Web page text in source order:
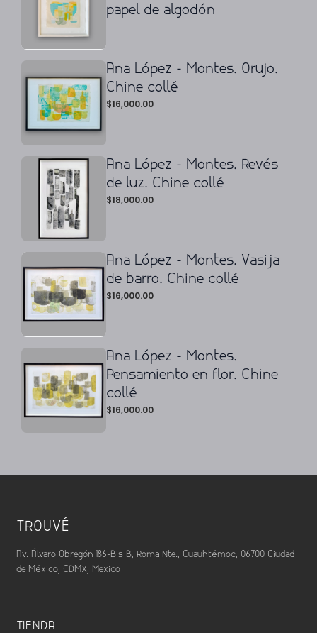
papel de algodón
Ana López - Montes. Orujo.
Chine collé
$16,000.00
Ana López - Montes. Revés
de luz. Chine collé
$18,000.00
Ana López - Montes. Vasija
de barro. Chine collé
$16,000.00
Ana López - Montes.
Pensamiento en flor. Chine
collé
$16,000.00
TROUVÉ
Av. Álvaro Obregón 186-Bis B, Roma Nte., Cuauhtémoc, 06700 Ciudad
de México, CDMX, Mexico
TIENDA